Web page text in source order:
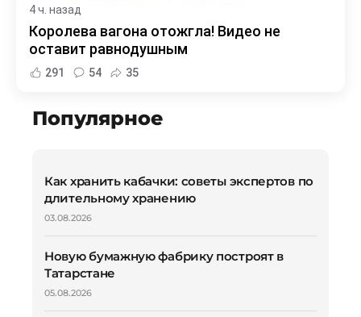
4 ч. назад
Королева вагона отожгла! Видео не
оставит равнодушным
291 54 35
Популярное
Как хранить кабачки: советы экспертов по
длительному хранению
03.08.2026
Новую бумажную фабрику построят в
Татарстане
05.08.2026